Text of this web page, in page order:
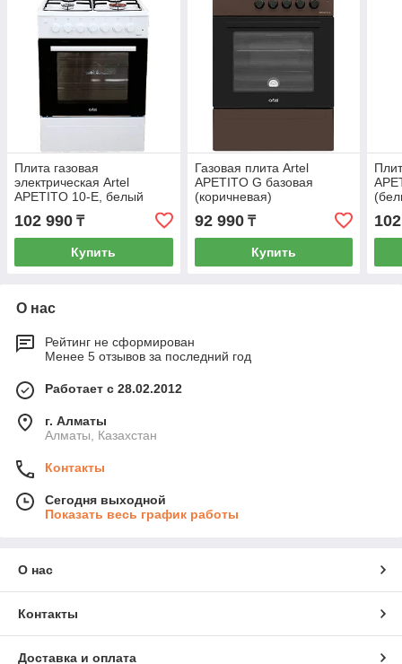
Плита газовая
электрическая Artel
APETITO 10-E, белый
102 990 ₸
Купить
Газовая плита Artel
APETITO G базовая
(коричневая)
92 990₸
Купить
О нас
Рейтинг не сформирован
Менее 5 отзывов за последний год
Работает с 28.02.2012
г. Алматы
Алматы, Казахстан
Контакты
Сегодня выходной
Показать весь график работы
О нас
Контакты
Доставка и оплата